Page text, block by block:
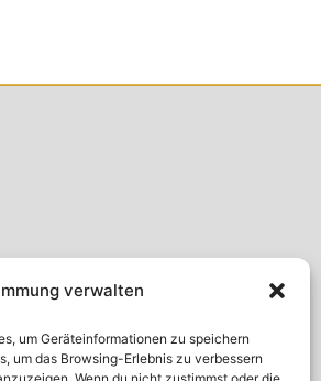
verwalten
um Geräteinformationen zu speichern
um das Browsing-Erlebnis zu verbessern